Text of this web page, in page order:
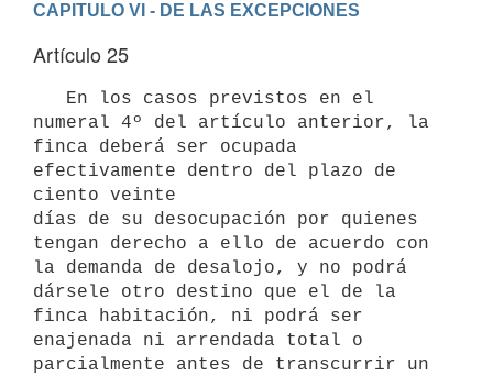
CAPITULO VI - DE LAS EXCEPCIONES
Artículo 25
numeral 4º del artículo anterior, la
finca deberá ser ocupada
efectivamente dentro del plazo de
ciento veinte
días de su desocupación por quienes
tengan derecho a ello de acuerdo con
la demanda de desalojo, y no podrá
dársele otro destino que el de la
finca habitación, ni podrá ser
enajenada ni arrendada total o
parcialmente antes de transcurrir un